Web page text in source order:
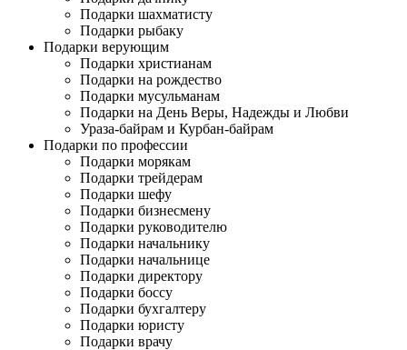
Подарки шахматисту
Подарки рыбаку
Подарки верующим
Подарки христианам
Подарки на рождество
Подарки мусульманам
Подарки на День Веры, Надежды и Любви
Ураза-байрам и Курбан-байрам
Подарки по профессии
Подарки морякам
Подарки трейдерам
Подарки шефу
Подарки бизнесмену
Подарки руководителю
Подарки начальнику
Подарки начальнице
Подарки директору
Подарки боссу
Подарки бухгалтеру
Подарки юристу
Подарки врачу